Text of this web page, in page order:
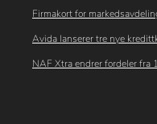
Firmakort for
Avida lanserer tre nye
NAF Xtra endrer fordeler fra